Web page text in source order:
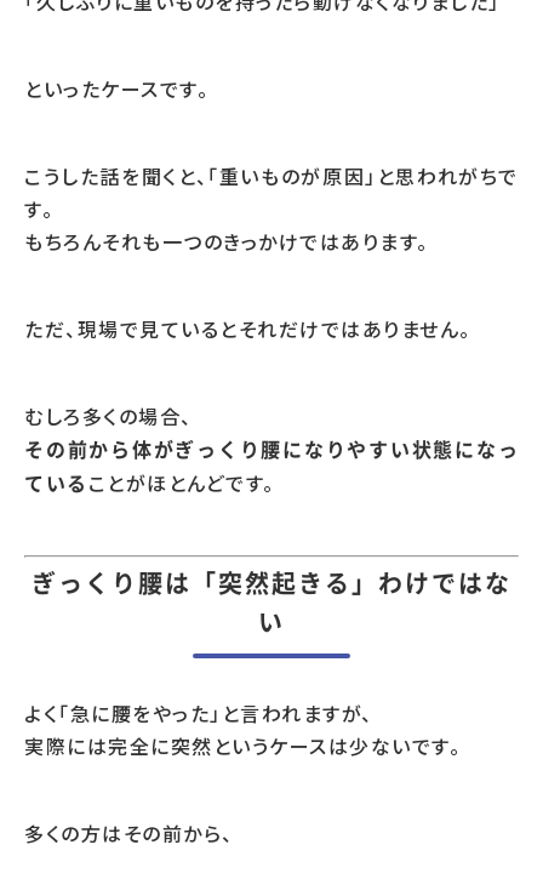
といったケースです。
こうした話を聞くと、「重いものが原因」と思われがちで
す。
もちろんそれも一つのきっかけではあります。
ただ、現場で見ているとそれだけではありません。
むしろ多くの場合、
その前から体がぎっくり腰になりやすい状態になっ
ている ことがほとんどです。
ぎっくり腰は「突然起きる」わけではな
い
よく「急に腰をやった」と言われますが、
実際には完全に突然というケースは少ないです。
多くの方はその前から、